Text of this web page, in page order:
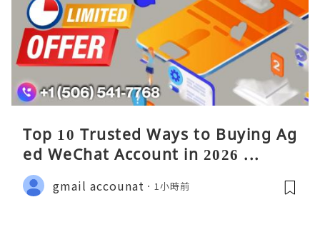
Top 10 Trusted Ways to Buying Ag
ed WeChat Account in 2026 ...
gmail accounat 1小時前